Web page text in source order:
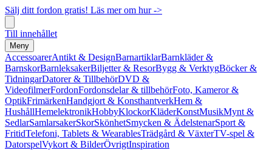
Sälj ditt fordon gratis! Läs mer om hur ->
Till innehållet
Meny
AccessoarerAntikt & DesignBarnartiklarBarnkläder &
BarnskorBarnleksakerBiljetter & ResorBygg & VerktygBöcker &
TidningarDatorer & TillbehörDVD &
VideofilmerFordonFordonsdelar & tillbehörFoto, Kameror &
OptikFrimärkenHandgjort & KonsthantverkHem &
HushållHemelektronikHobbyKlockorKläderKonstMusikMynt &
SedlarSamlarsakerSkorSkönhetSmycken & ÄdelstenarSport &
FritidTelefoni, Tablets & WearablesTrädgård & VäxterTV-spel &
DatorspelVykort & BilderÖvrigtInspiration